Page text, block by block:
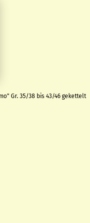
Gr. 35/38 bis 43/46 gekettelt